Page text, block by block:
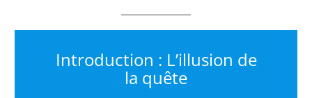
Introduction : L’illusion de
la quête